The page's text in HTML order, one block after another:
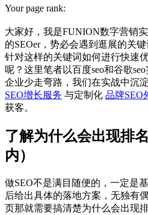
Your page rank:
大家好，我是FUNION数字营销
的SEOer，势必会遇到逛展的关
针对这样的关键词如何进行快速
呢？这里笔者以百度seo和谷歌
企业少走弯路，我们在实战中沉
SEO增长服务 与定制化 品牌SEO
获客。
了解为什么会出现排
内）
做SEO不是满目随便的，一定是
后给出具体的落地方案，无独有
页那就需要搞清楚为什么会出现